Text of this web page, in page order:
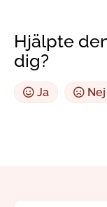
Hjälpte
dig?
Ja Nej